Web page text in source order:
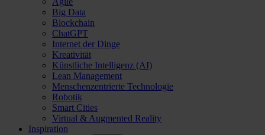
Big Data
Blockchain
ChatGPT
Internet der Dinge
Kreativität
Künstliche Intelligenz (AI)
Lean Management
Menschenzentrierte Technologie
Robotik
Smart Cities
Virtual & Augmented Reality
Inspiration